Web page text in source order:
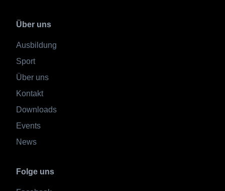
Über uns
Ausbildung
Sport
Über uns
Kontakt
Downloads
Events
News
Folge uns